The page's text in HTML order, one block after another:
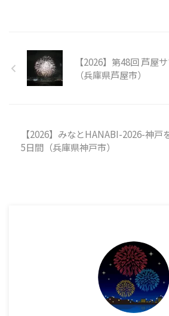
【2026】第48回 芦屋
（兵庫県芦屋市）
【2026】みなとHANABI-2026-神戸
5日間（兵庫県神戸市）